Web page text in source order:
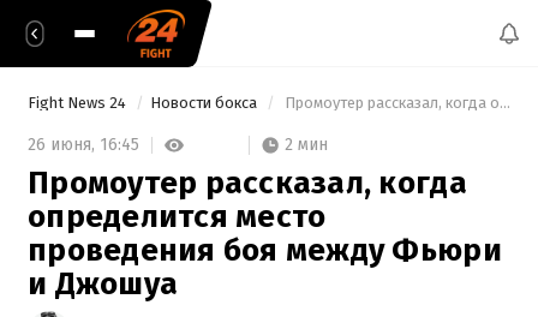
Fight News 24 Новости бокса Промоутер рассказал, когда определится место проведения боя между Фьюри и Джошуа
26 июня, 16:45 2 мин
Промоутер рассказал, когда
определится место
проведения боя между Фьюри
и Джошуа